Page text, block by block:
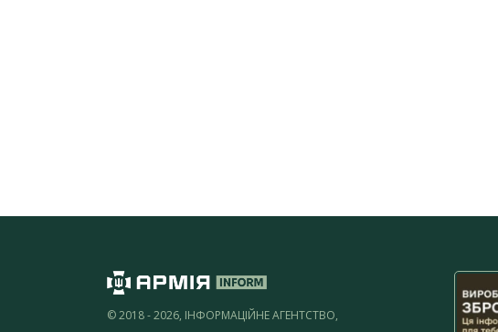
© 2018 - 2026, ІНФОРМАЦІЙНЕ АГЕНТСТВО,